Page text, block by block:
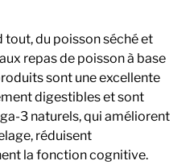
du poisson séché et
repas de poisson à base
sont une excellente
digestibles et sont
3 naturels, qui améliorent
réduisent
la fonction cognitive.